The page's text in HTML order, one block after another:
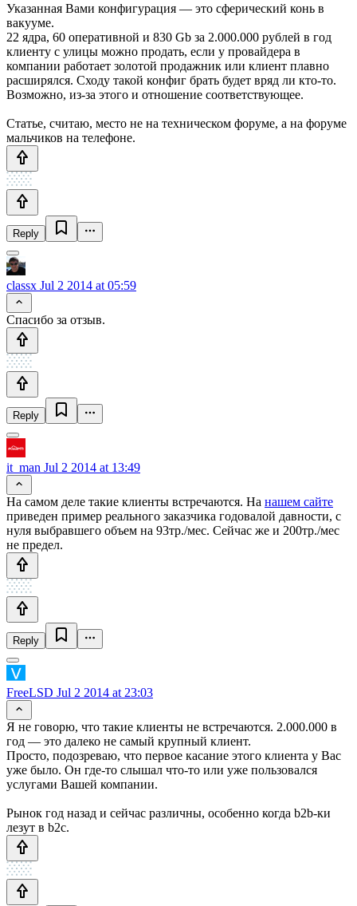
Указанная Вами конфигурация — это сферический конь в
вакууме.
22 ядра, 60 оперативной и 830 Gb за 2.000.000 рублей в год
клиенту с улицы можно продать, если у провайдера в
компании работает золотой продажник или клиент плавно
расширялся. Сходу такой конфиг брать будет вряд ли кто-то.
Возможно, из-за этого и отношение соответствующее.
Статье, считаю, место не на техническом форуме, а на форуме
мальчиков на телефоне.
Reply
classx Jul 2 2014 at 05:59
Спасибо за отзыв.
Reply
it_man Jul 2 2014 at 13:49
На самом деле такие клиенты встречаются. На нашем сайте
приведен пример реального заказчика годовалой давности, с
нуля выбравшего объем на 93тр./мес. Сейчас же и 200тр./мес
не предел.
Reply
FreeLSD Jul 2 2014 at 23:03
Я не говорю, что такие клиенты не встречаются. 2.000.000 в
год — это далеко не самый крупный клиент.
Просто, подозреваю, что первое касание этого клиента у Вас
уже было. Он где-то слышал что-то или уже пользовался
услугами Вашей компании.
Рынок год назад и сейчас различны, особенно когда b2b-ки
лезут в b2c.